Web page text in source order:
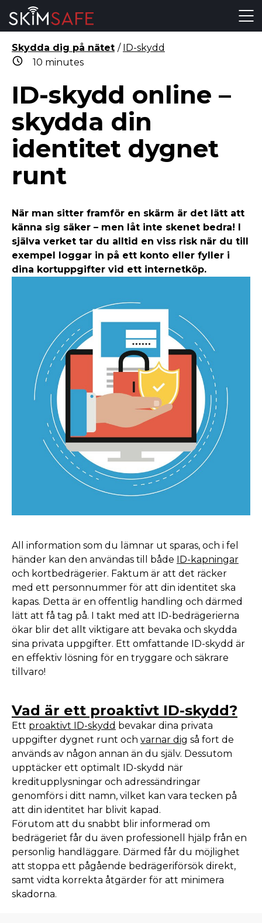
Skip to content
Skydda dig på nätet / ID-skydd
10 minutes
ID-skydd online –
skydda din
identitet dygnet
runt
När man sitter framför en skärm är det lätt att
känna sig säker – men låt inte skenet bedra! I
själva verket tar du alltid en viss risk när du till
exempel loggar in på ett konto eller fyller i
dina kortuppgifter vid ett internetköp.
All information som du lämnar ut sparas, och i fel
händer kan den användas till både
ID-kapningar
och kortbedrägerier. Faktum är att det räcker
med ett personnummer för att din identitet ska
kapas. Detta är en offentlig handling och därmed
lätt att få tag på. I takt med att ID-bedrägerierna
ökar blir det allt viktigare att bevaka och skydda
sina privata uppgifter. Ett omfattande ID-skydd är
en effektiv lösning för en tryggare och säkrare
tillvaro!
Vad är ett proaktivt ID-skydd?
Ett proaktivt ID-skydd bevakar dina privata
uppgifter dygnet runt och varnar dig så fort de
används av någon annan än du själv. Dessutom
upptäcker ett optimalt ID-skydd när
kreditupplysningar och adressändringar
genomförs i ditt namn, vilket kan vara tecken på
att din identitet har blivit kapad.
Förutom att du snabbt blir informerad om
bedrägeriet får du även professionell hjälp från en
personlig handläggare. Därmed får du möjlighet
att stoppa ett pågående bedrägeriförsök direkt,
samt vidta korrekta åtgärder för att minimera
skadorna.